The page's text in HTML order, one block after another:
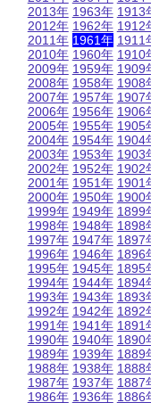
2013年
2012年
2011年
2010年
2009年
2008年
2007年
2006年
2005年
2004年
2003年
2002年
2001年
2000年
1999年
1998年
1997年
1996年
1995年
1994年
1993年
1992年
1991年
1990年
1989年
1988年
1987年
1986年
1963年
1962年
1961年
1960年
1959年
1958年
1957年
1956年
1955年
1954年
1953年
1952年
1951年
1950年
1949年
1948年
1947年
1946年
1945年
1944年
1943年
1942年
1941年
1940年
1939年
1938年
1937年
1936年
1913
1912
1911
1910
1909
1908
1907
1906
1905
1904
1903
1902
1901
1900
1899
1898
1897
1896
1895
1894
1893
1892
1891
1890
1889
1888
1887
1886